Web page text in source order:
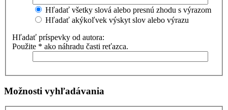
Hľadať všetky slová alebo presnú zhodu s výrazom
Hľadať akýkoľvek výskyt slov alebo výrazu
Hľadať príspevky od autora:
Použite * ako náhradu časti reťazca.
Možnosti vyhľadávania